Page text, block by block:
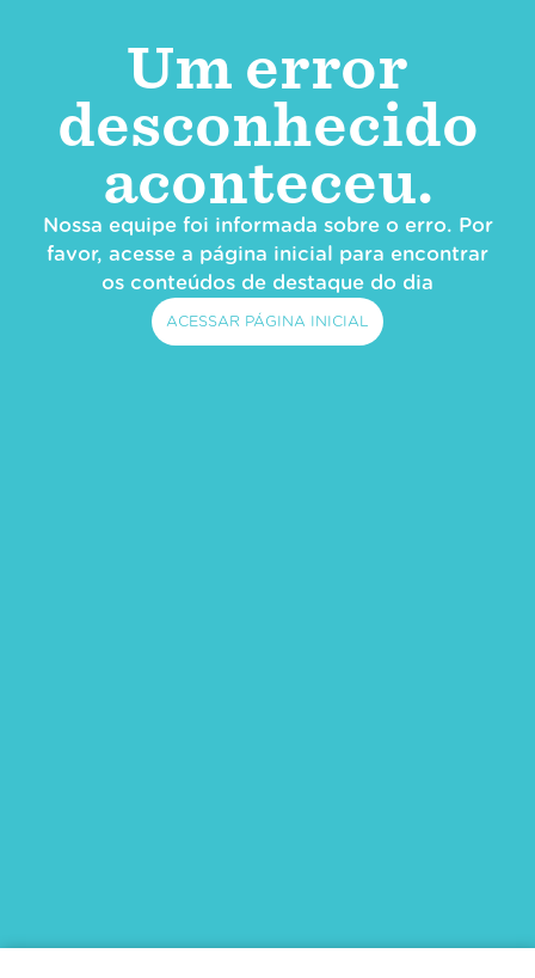
Um error
desconhecido
aconteceu.
Nossa equipe foi informada sobre o erro. Por
favor, acesse a página inicial para encontrar
os conteúdos de destaque do dia
ACESSAR PÁGINA INICIAL